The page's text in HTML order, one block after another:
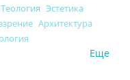
Теология Эстетика
Архитектура
Еще